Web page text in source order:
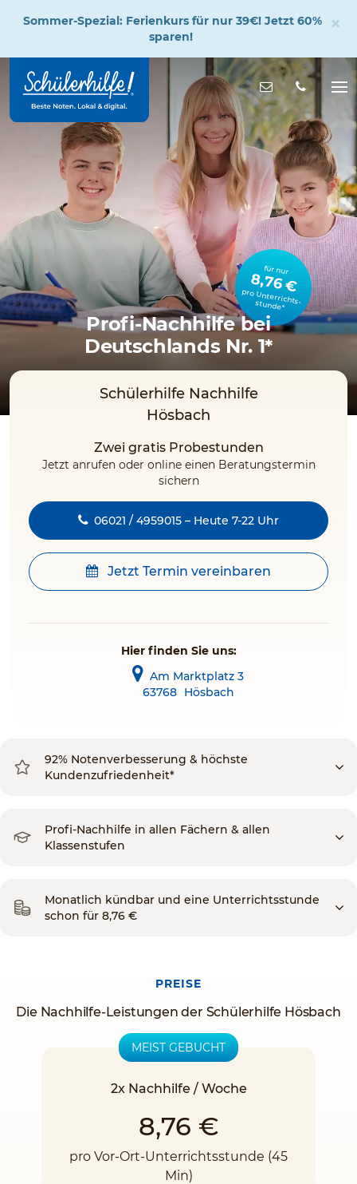
Hauptinhalt
Nachricht
für nur
8,76 €
pro Unterrichts­stunde*
Profi-Nachhilfe bei
Deutschlands Nr. 1*
Schülerhilfe Nachhilfe
Hösbach
Zwei gratis Probestunden
Jetzt anrufen oder online einen Beratungstermin
sichern
06021 / 4959015 – Heute 7-22 Uhr
Jetzt Termin vereinbaren
Hier finden Sie uns:
Am Marktplatz 3
63768 Hösbach
Sommer-Spezial: Ferienkurs für nur 39€! Jetzt 60%
sparen!
×
92% Notenverbesserung & höchste
Kundenzufriedenheit*
Profi-Nachhilfe in allen Fächern & allen
Klassenstufen
Monatlich kündbar und eine Unterrichtsstunde
schon für 8,76 €
PREISE
Die Nachhilfe-Leistungen der Schülerhilfe Hösbach
MEIST GEBUCHT
2x Nachhilfe / Woche
8,76 €
pro Vor-Ort-Unterrichtsstunde (45
Min)